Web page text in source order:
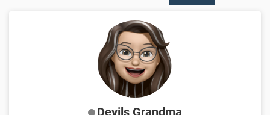
Devils Grandma